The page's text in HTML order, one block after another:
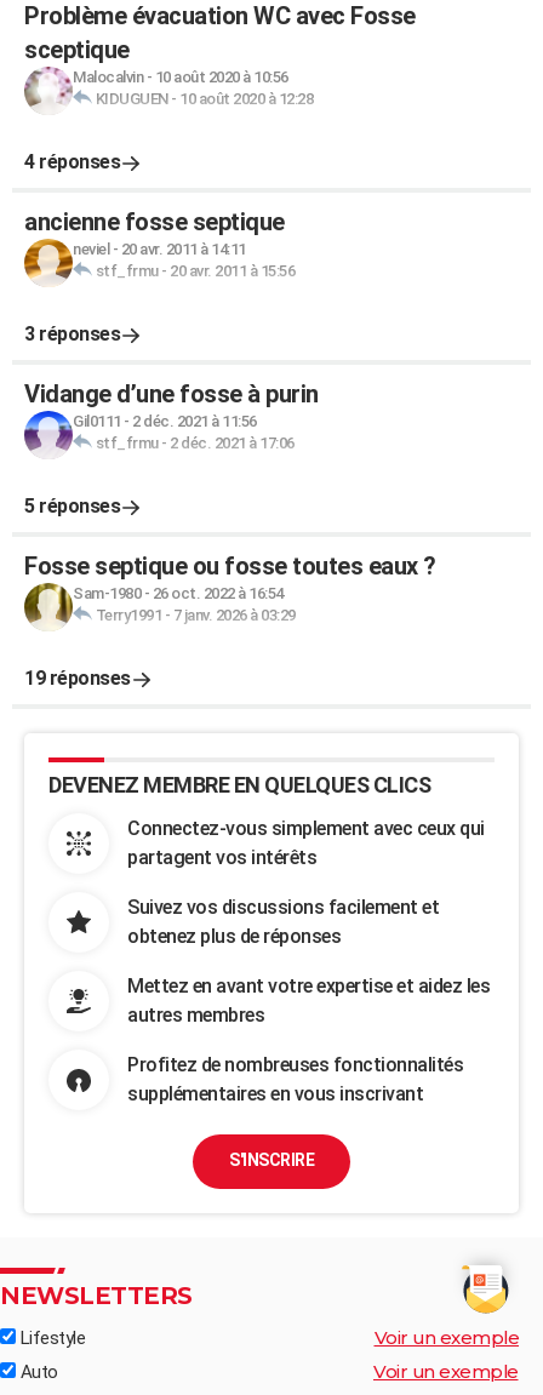
Problème évacuation WC avec Fosse
sceptique
Malocalvin- 10 août 2020 à 10:56
KIDUGUEN- 10 août 2020 à 12:28
4 réponses
ancienne fosse septique
neviel - 20 avr. 2011 à 14:11
stf_frmu- 20 avr. 2011 à 15:56
3 réponses
Vidange d’une fosse à purin
Gil0111 - 2 déc. 2021 à 11:56
stf_frmu- 2 déc. 2021 à 17:06
5 réponses
Fosse septique ou fosse toutes eaux ?
Sam-1980- 26 oct. 2022 à 16:54
Terry1991 - 7 janv. 2026 à 03:29
19 réponses
DEVENEZ MEMBRE EN QUELQUES CLICS
Connectez-vous simplement avec ceux qui
partagent vos intérêts
Suivez vos discussions facilement et
obtenez plus de réponses
Mettez en avant votre expertise et aidez les
autres membres
Profitez de nombreuses fonctionnalités
supplémentaires en vous inscrivant
S'INSCRIRE
NEWSLETTERS
Lifestyle Voir un exemple
Auto
Voir un exemple